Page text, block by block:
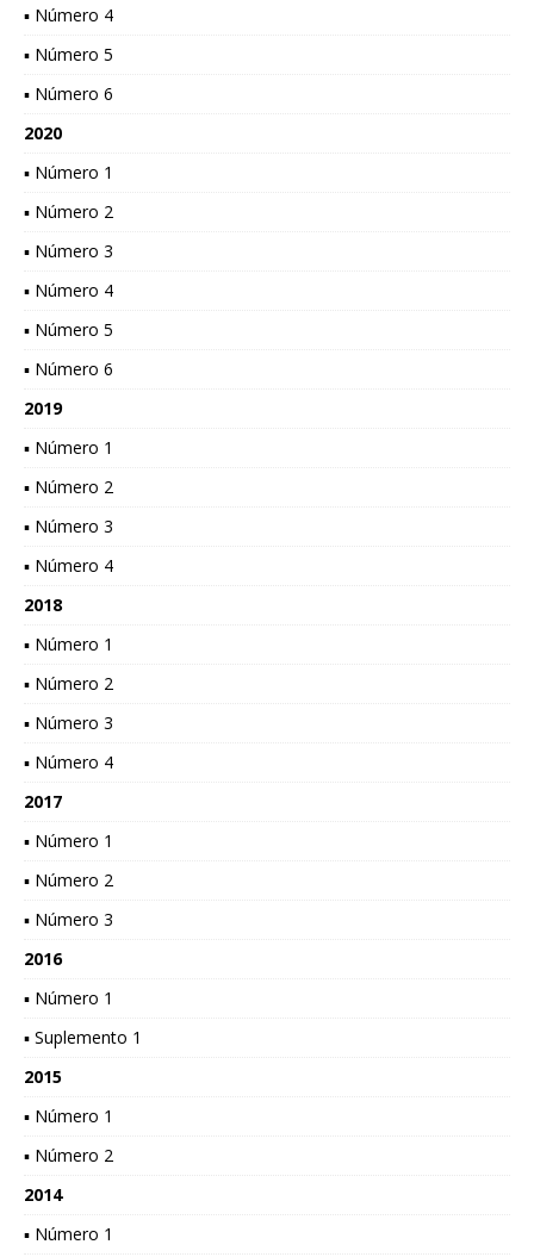
▪ Número 4
▪ Número 5
▪ Número 6
2020
▪ Número 1
▪ Número 2
▪ Número 3
▪ Número 4
▪ Número 5
▪ Número 6
2019
▪ Número 1
▪ Número 2
▪ Número 3
▪ Número 4
2018
▪ Número 1
▪ Número 2
▪ Número 3
▪ Número 4
2017
▪ Número 1
▪ Número 2
▪ Número 3
2016
▪ Número 1
▪ Suplemento 1
2015
▪ Número 1
▪ Número 2
2014
▪ Número 1